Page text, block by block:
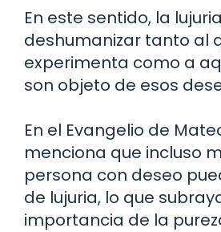
En este sentido, la
deshumanizar tanto al
experimenta como a
son objeto de esos
En el Evangelio de
menciona que incluso
persona con deseo
de lujuria, lo que
importancia de la